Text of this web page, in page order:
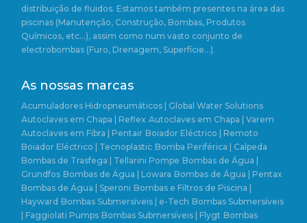
distribuição de fluidos. Estamos também presentes na área das
piscinas (Manutenção, Construção, Bombas, Produtos
Químicos, etc…), assim como num vasto conjunto de
electrobombas (Furo, Drenagem, Superfície…).
As nossas marcas
Acumuladores Hidropneumáticos | Global Water Solutions
Autoclaves em Chapa | Reflex Autoclaves em Chapa | Varem
Autoclaves em Fibra | Pentair Boiador Eléctrico | Remoto
Boiador Eléctrico | Tecnoplastic Bomba Periférica | Calpeda
Bombas de Trasfega | Tellarini Pompe Bombas de Água |
Grundfos Bombas de Água | Lowara Bombas de Água | Pentax
Bombas de Água | Speroni Bombas e Filtros de Piscina |
Hayward Bombas Submersíveis | e-Tech Bombas Submersíveis
| Faggiolati Pumps Bombas Submersíveis | Flygt Bombas